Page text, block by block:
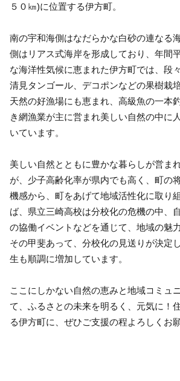
５０㎞)に位置する伊方町。
南の宇和海側はなだらかな白砂の連なる
側はリアス式海岸を形成しており、年間
な海洋性気候に恵まれた伊方町では、段
清見タンゴール、デコポンなどの果樹栽
天然の好漁場にも恵まれ、高級魚の一本
き網漁業が主に営まれ美しい自然の中に
いています。
美しい自然とともに豊かな暮らしが営ま
が、少子高齢化率が県内でも高く、町の
機感から、町をあげて地域活性化に取り
ば、県立三崎高校は分校化の危機の中、
の協働イベントなどを通じて、地域の魅
その甲斐あって、分校化の見送りが決定
生も順調に増加しています。
ここにしかない自然の恵みと地域コミュ
て、ふるさとの未来を明るく、元気に！
る伊方町に、ぜひご支援の程よろしくお